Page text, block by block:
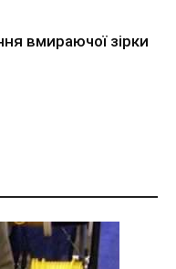
вмираючої зірки